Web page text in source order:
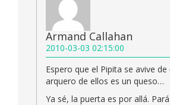
Armand Callahan
2010-03-03 02:15:00
Espero que el Pipita se avive de
arquero de ellos es un queso…
Ya sé, la puerta es por allá.